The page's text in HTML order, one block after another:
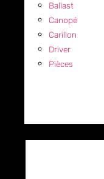
Ballast
Canopé
Carillon
Driver
Pièces